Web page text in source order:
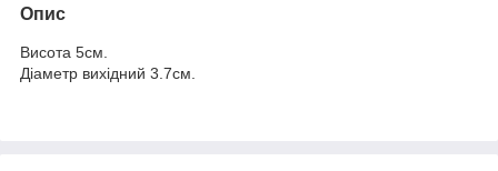
Опис
Висота 5см.
Діаметр вихідний 3.7см.